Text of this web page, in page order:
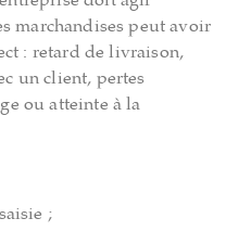
marchandises peut avoir
: retard de livraison,
un client, pertes
ou atteinte à la
;